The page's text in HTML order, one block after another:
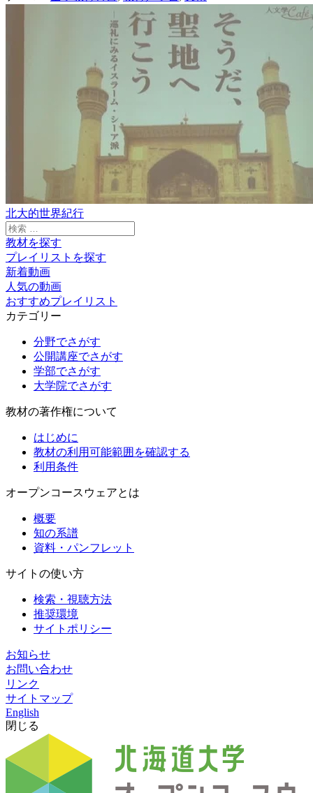
北大的世界紀行
検
索:
教材を探す
プレイリストを探す
新着動画
人気の動画
おすすめプレイリスト
カテゴリー
分野でさがす
公開講座でさがす
学部でさがす
大学院でさがす
教材の著作権について
はじめに
教材の利用可能範囲を確認する
利用条件
オープンコースウェアとは
概要
知の系譜
資料・パンフレット
サイトの使い方
検索・視聴方法
推奨環境
サイトポリシー
お知らせ
お問い合わせ
リンク
サイトマップ
English
閉じる